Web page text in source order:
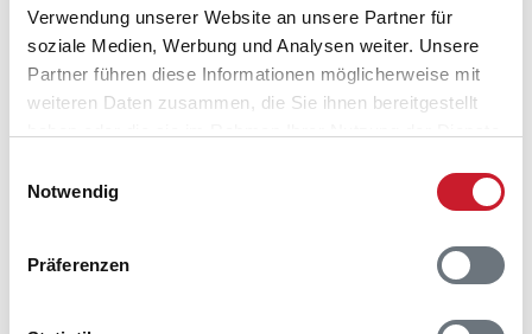
Verwendung unserer Website an unsere Partner für
soziale Medien, Werbung und Analysen weiter. Unsere
Partner führen diese Informationen möglicherweise mit
weiteren Daten zusammen, die Sie ihnen bereitgestellt
Notwendig
Präferenzen
Belegungskalender
Reisedauer auswählen
Anzahl Reisende auswählen
Anreisetag im Belegungskalender anklicken
Hausbeschreibung und/oder der Ausstattung ergeben